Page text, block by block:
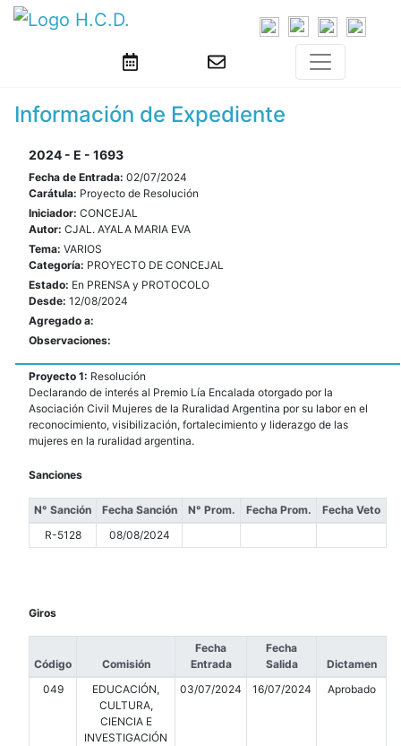
Información de Expediente
2024 - E - 1693
Fecha de Entrada: 02/07/2024
Carátula: Proyecto de Resolución
Iniciador: CONCEJAL
Autor: CJAL. AYALA MARIA EVA
Tema: VARIOS
Categoría: PROYECTO DE CONCEJAL
Estado: En PRENSA y PROTOCOLO
Desde: 12/08/2024
Agregado a:
Observaciones:
Proyecto 1: Resolución
Declarando de interés al Premio Lía Encalada otorgado por la
Asociación Civil Mujeres de la Ruralidad Argentina por su labor en el
reconocimiento, visibilización, fortalecimiento y liderazgo de las
mujeres en la ruralidad argentina.
Sanciones
N° Sanción Fecha Sanción N° Prom. Fecha Prom.
Fecha Veto
R-5128
08/08/2024
Giros
Código Comisión
Fecha
Entrada
Fecha
Salida
Dictamen
049
EDUCACIÓN,
CULTURA,
CIENCIA E
INVESTIGACIÓN
03/07/2024 16/07/2024 Aprobado